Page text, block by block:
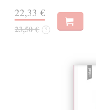
22,33 €
23,50 € ?